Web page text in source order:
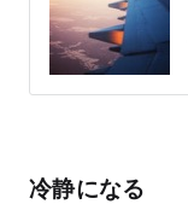
冷静になる